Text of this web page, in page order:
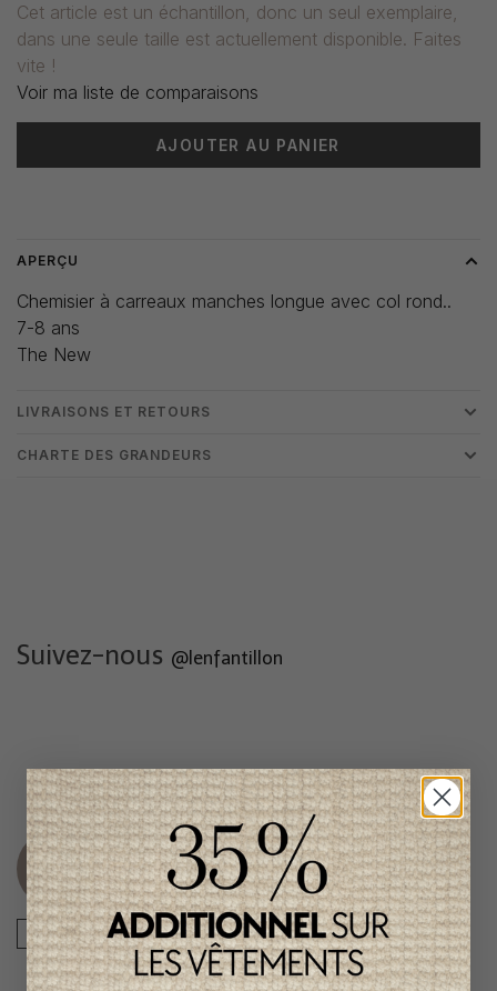
Cet article est un échantillon, donc un seul exemplaire,
dans une seule taille est actuellement disponible. Faites
vite !
Voir ma liste de comparaisons
AJOUTER AU PANIER
APERÇU
Chemisier à carreaux manches longue avec col rond..
7-8 ans
The New
LIVRAISONS ET RETOURS
CHARTE DES GRANDEURS
Suivez-nous @lenfantillon
Produits connexes
Item
unique
-50%
Item
unique
-50%